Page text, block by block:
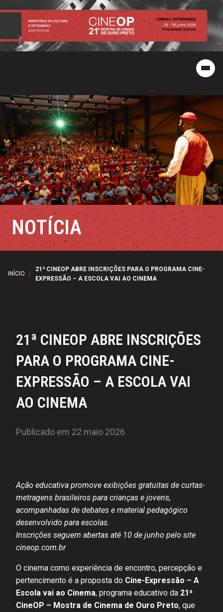
NOTÍCIA
INÍCIO /
21ª CINEOP ABRE INSCRIÇÕES PARA O PROGRAMA CINE-
EXPRESSÃO – A ESCOLA VAI AO CINEMA
21ª CINEOP ABRE INSCRIÇÕES
PARA O PROGRAMA CINE-
EXPRESSÃO – A ESCOLA VAI
AO CINEMA
Publicado em 22 maio 2026
Ação educativa promove exibições gratuitas de curtas-
metragens brasileiros para crianças e jovens,
acompanhadas de debates e material pedagógico
desenvolvido para escolas.
Inscrições seguem abertas até 10 de junho pelo site
cineop.com.br
O cinema como experiência de encontro, percepção e
pertencimento é a proposta do Cine-Expressão – A
Escola vai ao Cinema, programa educativo da 21ª
CineOP – Mostra de Cinema de Ouro Preto, que